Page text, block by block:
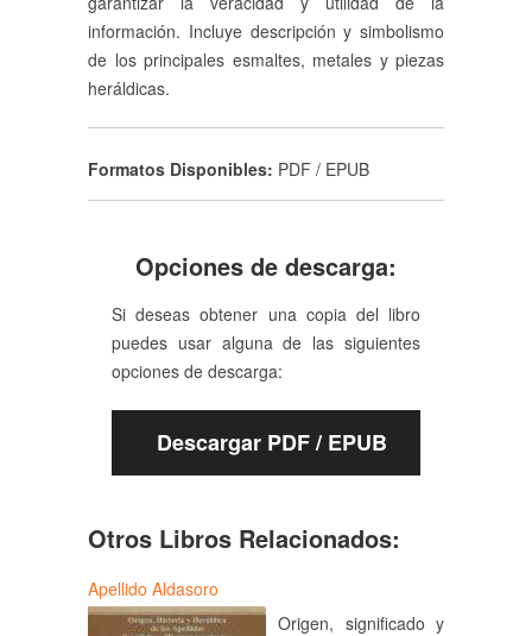
información. Incluye descripción y simbolismo
de los principales esmaltes, metales y piezas
heráldicas.
Formatos Disponibles: PDF / EPUB
Opciones de descarga:
Si deseas obtener una copia del libro
puedes usar alguna de las siguientes
opciones de descarga:
Descargar PDF / EPUB
Otros Libros Relacionados:
Apellido Aldasoro
Origen, significado y